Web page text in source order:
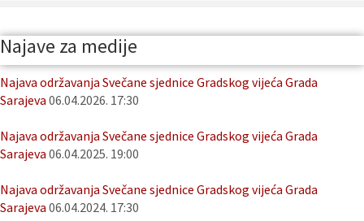
Najave za medije
Najava održavanja Svečane sjednice Gradskog vijeća Grada
Sarajeva 06.04.2026. 17:30
Najava održavanja Svečane sjednice Gradskog vijeća Grada
Sarajeva 06.04.2025. 19:00
Najava održavanja Svečane sjednice Gradskog vijeća Grada
Sarajeva 06.04.2024. 17:30